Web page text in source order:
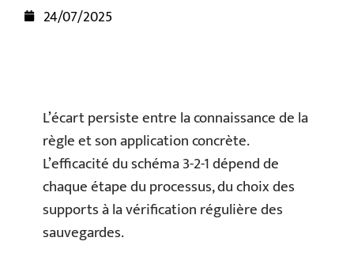
24/07/2025
L’écart persiste entre la connaissance de la
règle et son application concrète.
L’efficacité du schéma 3-2-1 dépend de
chaque étape du processus, du choix des
supports à la vérification régulière des
sauvegardes.